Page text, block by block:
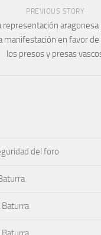
PREVIOUS STORY
representación
manifestación en favor de
los presos y presas
del foro
Baturra